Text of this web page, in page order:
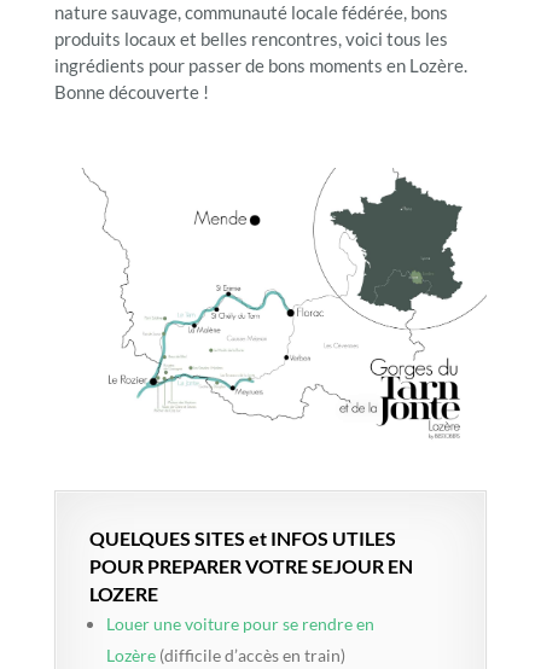
nature sauvage, communauté locale fédérée, bons
produits locaux et belles rencontres, voici tous les
ingrédients pour passer de bons moments en Lozère.
Bonne découverte !
QUELQUES SITES et INFOS UTILES
POUR PREPARER VOTRE SEJOUR EN
LOZERE
Louer une voiture pour se rendre en
Lozère(difficile d’accès en train)